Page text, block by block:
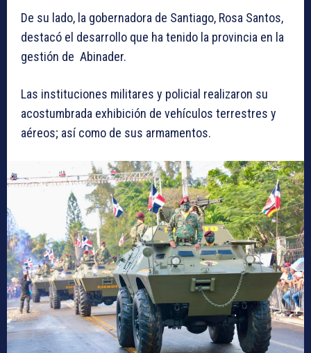
De su lado, la gobernadora de Santiago, Rosa Santos,
destacó el desarrollo que ha tenido la provincia en la
gestión de Abinader.
Las instituciones militares y policial realizaron su
acostumbrada exhibición de vehículos terrestres y
aéreos; así como de sus armamentos.